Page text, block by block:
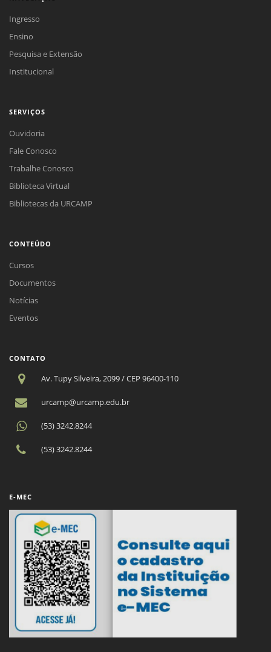
Ingresso
Ensino
Pesquisa e Extensão
Institucional
SERVIÇOS
Ouvidoria
Fale Conosco
Trabalhe Conosco
Biblioteca Virtual
Bibliotecas da URCAMP
CONTEÚDO
Cursos
Documentos
Notícias
Eventos
CONTATO
Av. Tupy Silveira, 2099 / CEP 96400-110
urcamp@urcamp.edu.br
(53) 3242.8244
(53) 3242.8244
E-MEC